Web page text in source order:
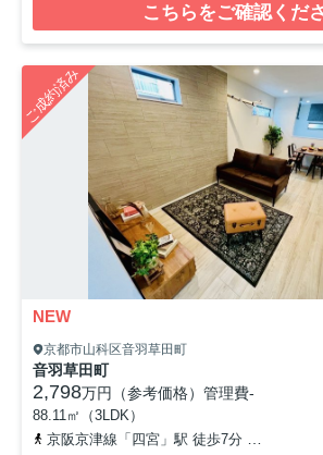
こちらをご確認くだ
ご成約済み
NEW
京都市山科区音羽草田町
音羽草田町
2,798万円（参考価格） 管理費-
88.11㎡（3LDK）
京阪京津線「四宮」駅 徒歩7分